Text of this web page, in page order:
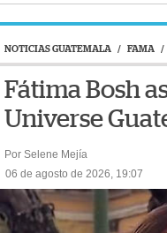
NOTICIAS GUATEMALA / FAMA /
Fátima Bosh
Universe
Por Selene Mejía
06 de agosto de 2026, 19:07